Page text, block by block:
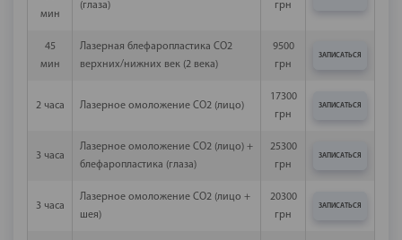
мин
(глаза)
грн
45
мин
Лазерная блефаропластика СО2
верхних/нижних век (2 века)
9500
грн
ЗАПИСАТЬСЯ
2 часа Лазерное омоложение СО2 (лицо)
17300
грн
ЗАПИСАТЬСЯ
3 часа
Лазерное омоложение СО2 (лицо) +
блефаропластика (глаза)
25300
грн
ЗАПИСАТЬСЯ
3 часа
Лазерное омоложение СО2 (лицо +
шея)
20300
грн
ЗАПИСАТЬСЯ